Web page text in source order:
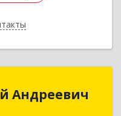
Андреевич
Андреевич